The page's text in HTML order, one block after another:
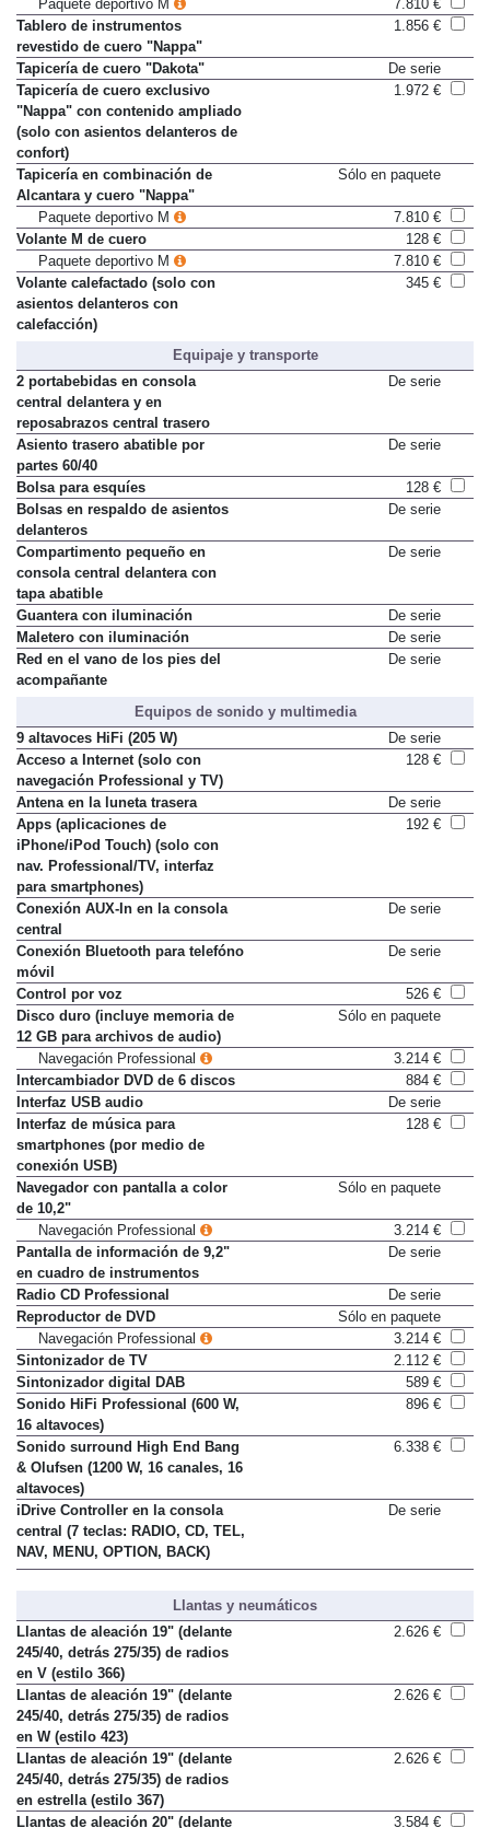
Paquete deportivo M
7.810 €
Tablero de instrumentos
revestido de cuero "Nappa"
Tapicería de cuero "Dakota"
De serie
Tapicería de cuero exclusivo
"Nappa" con contenido ampliado
(solo con asientos delanteros de
confort)
Tapicería en combinación de
Alcantara y cuero "Nappa"
Paquete deportivo M
7.810 €
Volante M de cuero
128 €
Paquete deportivo M
7.810 €
Volante calefactado (solo con
asientos delanteros con
Equipaje y transporte
2 portabebidas en consola
central delantera y en
reposabrazos central trasero
Asiento trasero abatible por
partes 60/40
Bolsa para esquíes
128 €
Bolsas en respaldo de asientos
delanteros
Compartimento pequeño en
consola central delantera con
tapa abatible
Guantera con iluminación
De serie
Maletero con iluminación
De serie
Red en el vano de los pies del
Equipos de sonido y multimedia
9 altavoces HiFi (205 W)
De serie
Acceso a Internet (solo con
navegación Professional y TV)
Antena en la luneta trasera
De serie
Apps (aplicaciones de
iPhone/iPod Touch) (solo con
nav. Professional/TV, interfaz
para smartphones)
Conexión AUX-In en la consola
central
Conexión Bluetooth para telefóno
móvil
Control por voz
526 €
Disco duro (incluye memoria de
12 GB para archivos de audio)
Navegación Professional
3.214 €
Intercambiador DVD de 6 discos
884 €
Interfaz USB audio
De serie
Interfaz de música para
smartphones (por medio de
conexión USB)
Navegador con pantalla a color
de 10,2"
Navegación Professional
3.214 €
Pantalla de información de 9,2"
en cuadro de instrumentos
Radio CD Professional
De serie
Reproductor de DVD
Sólo en paquete
Navegación Professional
3.214 €
Sintonizador de TV
2.112 €
Sintonizador digital DAB
589 €
Sonido HiFi Professional (600 W,
16 altavoces)
Sonido surround High End Bang
& Olufsen (1200 W, 16 canales, 16
altavoces)
iDrive Controller en la consola
central (7 teclas: RADIO, CD, TEL,
NAV, MENU, OPTION, BACK)
Llantas y neumáticos
Llantas de aleación 19" (delante
245/40, detrás 275/35) de radios
en V (estilo 366)
Llantas de aleación 19" (delante
245/40, detrás 275/35) de radios
en W (estilo 423)
Llantas de aleación 19" (delante
245/40, detrás 275/35) de radios
en estrella (estilo 367)